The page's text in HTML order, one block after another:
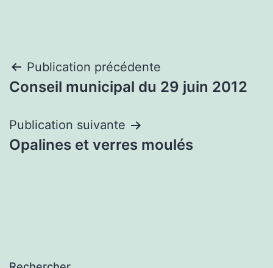
Navigation
de
l’article
Publication précédente
Conseil municipal du 29 juin 2012
Publication suivante
Opalines et verres moulés